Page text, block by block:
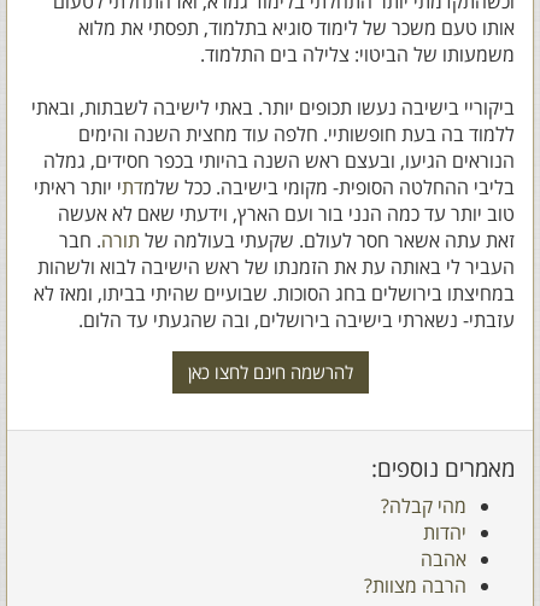
אותו טעם משכר של לימוד סוגיא בתלמוד, תפסתי את מלוא
משמעותו של הביטוי: צלילה בים התלמוד.
ביקוריי בישיבה נעשו תכופים יותר. באתי לישיבה לשבתות, ובאתי
ללמוד בה בעת חופשותיי. חלפה עוד מחצית השנה והימים
הנוראים הגיעו, ובעצם ראש השנה בהיותי בכפר חסידים, גמלה
בליבי ההחלטה הסופית- מקומי בישיבה. ככל שלמדתי יותר ראיתי
טוב יותר עד כמה הנני בור ועם הארץ, וידעתי שאם לא אעשה
זאת עתה אשאר חסר לעולם. שקעתי בעולמה של תורה. חבר
העביר לי באותה עת את הזמנתו של ראש הישיבה לבוא ולשהות
במחיצתו בירושלים בחג הסוכות. שבועיים שהיתי בביתו, ומאז לא
עזבתי- נשארתי בישיבה בירושלים, ובה שהגעתי עד הלום.
להרשמה חינם לחצו כאן
מאמרים נוספים:
מהי קבלה?
יהדות
אהבה
הרבה מצוות?